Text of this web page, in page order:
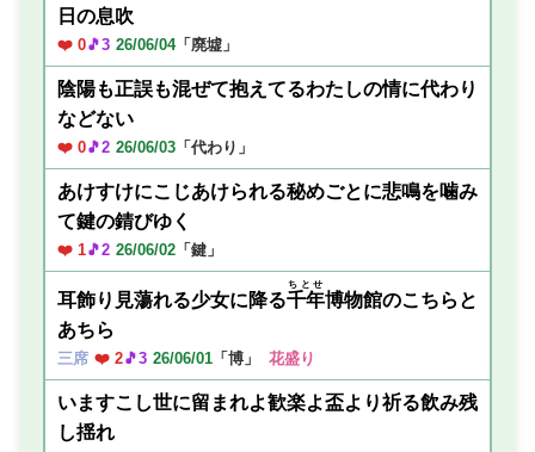
日の息吹
❤️ 0🎵3 26/06/04「廃墟」
陰陽も正誤も混ぜて抱えてるわたしの情に代わり
などない
❤️ 0🎵2 26/06/03 「代わり」
あけすけにこじあけられる秘めごとに悲鳴を噛み
て鍵の錆びゆく
❤️ 1🎵2 26/06/02 「鍵」
耳飾り見蕩れる少女に降る千年
ちとせ
博物館のこちらと
あちら
三席 ❤️ 2🎵3 26/06/01 「博」 花盛り
いますこし世に留まれよ歓楽よ盃より祈る飲み残
し揺れ